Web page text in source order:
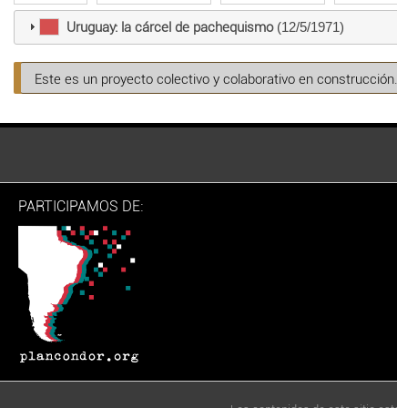
Uruguay: la cárcel de pachequismo(12/5/1971)
Este es un proyecto colectivo y colaborativo en
PARTICIPAMOS DE: